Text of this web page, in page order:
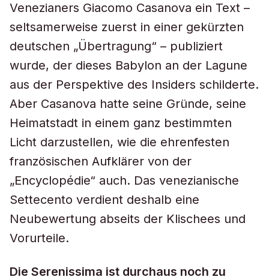
Venezianers Giacomo Casanova ein Text –
seltsamerweise zuerst in einer gekürzten
deutschen „Übertragung“ – publiziert
wurde, der dieses Babylon an der Lagune
aus der Perspektive des Insiders schilderte.
Aber Casanova hatte seine Gründe, seine
Heimatstadt in einem ganz bestimmten
Licht darzustellen, wie die ehrenfesten
französischen Aufklärer von der
„Encyclopédie“ auch. Das venezianische
Settecento verdient deshalb eine
Neubewertung abseits der Klischees und
Vorurteile.
Die Serenissima ist durchaus noch zu